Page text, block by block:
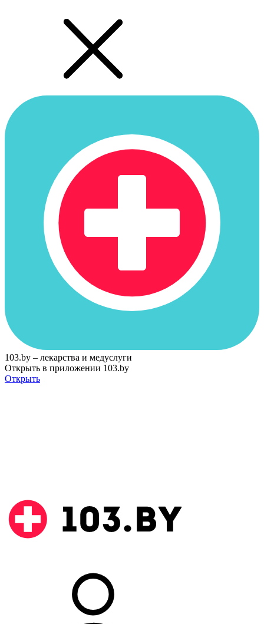
103.by – лекарства и медуслуги
Открыть в приложении 103.by
Открыть